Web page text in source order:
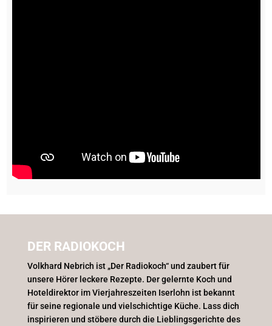
DER RADIOKOCH
Volkhard Nebrich ist „Der Radiokoch“ und zaubert für
unsere Hörer leckere Rezepte. Der gelernte Koch und
Hoteldirektor im Vierjahreszeiten Iserlohn ist bekannt
für seine regionale und vielschichtige Küche. Lass dich
inspirieren und stöbere durch die Lieblingsgerichte des